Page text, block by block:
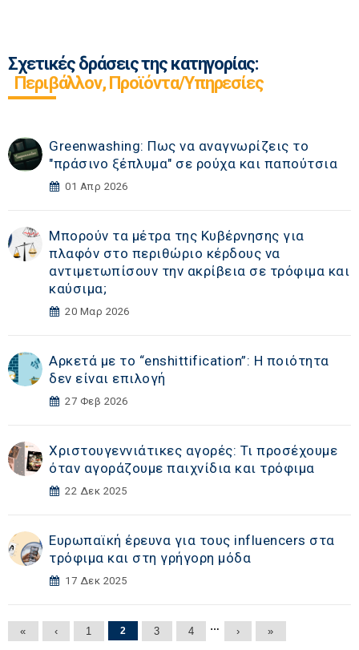
Σχετικές δράσεις της κατηγορίας:
Περιβάλλον, Προϊόντα/Υπηρεσίες
Greenwashing: Πως να αναγνωρίζεις το
"πράσινο ξέπλυμα" σε ρούχα και παπούτσια
01 Απρ 2026
Μπορούν τα μέτρα της Κυβέρνησης για
πλαφόν στο περιθώριο κέρδους να
αντιμετωπίσουν την ακρίβεια σε τρόφιμα και
καύσιμα;
20 Μαρ 2026
Αρκετά με το “enshittification”: Η ποιότητα
δεν είναι επιλογή
27 Φεβ 2026
Χριστουγεννιάτικες αγορές: Τι προσέχουμε
όταν αγοράζουμε παιχνίδια και τρόφιμα
22 Δεκ 2025
Ευρωπαϊκή έρευνα για τους influencers στα
τρόφιμα και στη γρήγορη μόδα
17 Δεκ 2025
Σελίδες
« ‹ 1 2 3 4 … › »